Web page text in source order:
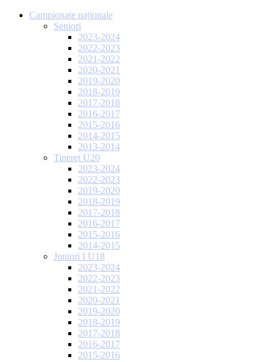
Campionate naționale
Seniori
2023-2024
2022-2023
2021-2022
2020-2021
2019-2020
2018-2019
2017-2018
2016-2017
2015-2016
2014-2015
2013-2014
Tineret U20
2023-2024
2022-2023
2019-2020
2018-2019
2017-2018
2016-2017
2015-2016
2014-2015
Juniori I U18
2023-2024
2022-2023
2021-2022
2020-2021
2019-2020
2018-2019
2017-2018
2016-2017
2015-2016